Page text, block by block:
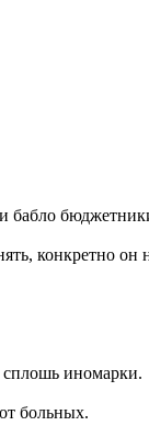
бабло
конкретно он
сплошь иномарки.
больных.